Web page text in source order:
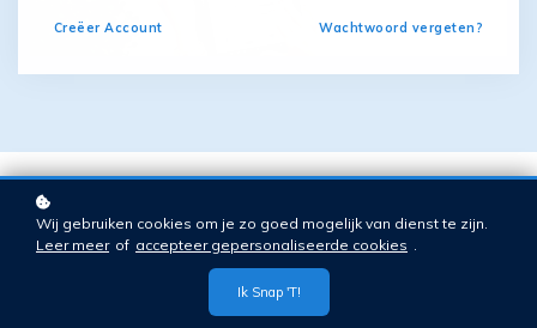
Wij gebruiken cookies om je zo goed mogelijk van dienst te zijn.
Leer meer of accepteer gepersonaliseerde cookies .
Ik Snap 't!
CreëerAccount Wachtwoord vergeten?